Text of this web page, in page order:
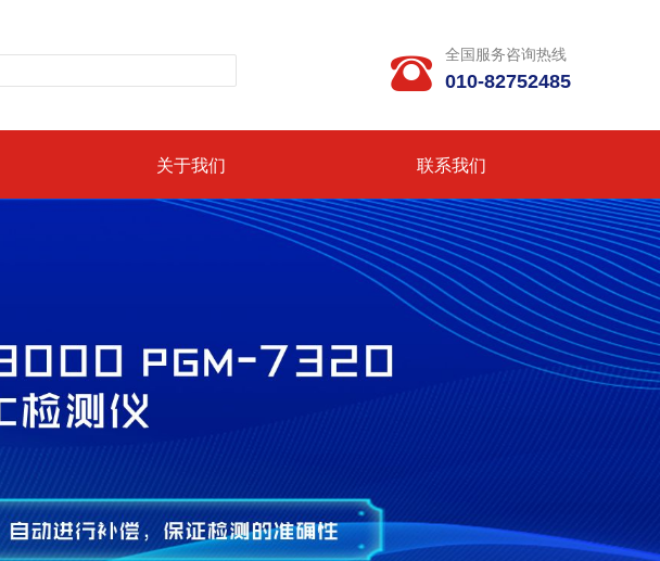
 全国服务咨询热线
010-82752485
关于我们 联系我们